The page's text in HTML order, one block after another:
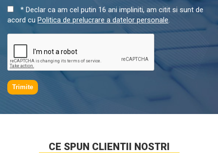
* Declar ca am cel putin 16 ani impliniti, am citit si sunt de
acord cu Politica de prelucrare a datelor personale.
Trimite
CE SPUN CLIENTII NOSTRI